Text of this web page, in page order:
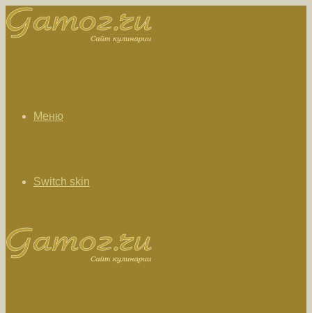
Меню
Switch skin